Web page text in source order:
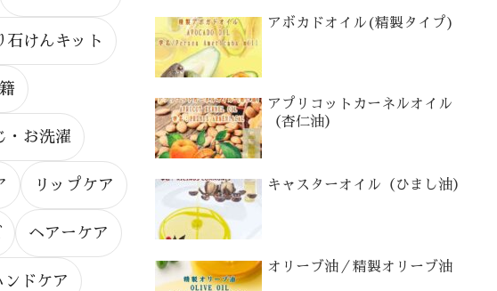
石けんキット
・お洗濯
リップケア
ヘアーケア
ンドケア
アボカドオイル(精製タイプ)
アプリコットカーネルオイル
（杏仁油）
キャスターオイル（ひまし油）
オリーブ油／精製オリーブ油